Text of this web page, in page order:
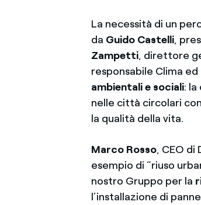
La necessità di un
da Guido Castelli,
Zampetti, direttore
responsabile Clima
ambientali e sociali:
nelle città circolari
la qualità della vita.
Marco Rosso, CEO di
esempio di “riuso
nostro Gruppo per la
l’installazione di